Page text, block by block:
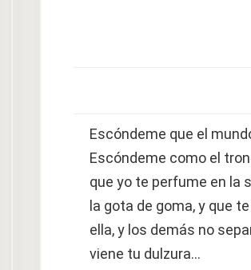
Escóndeme que el
Escóndeme como el
que yo te perfume en la
la gota de goma, y que
ella, y los demás no
viene tu dulzura…